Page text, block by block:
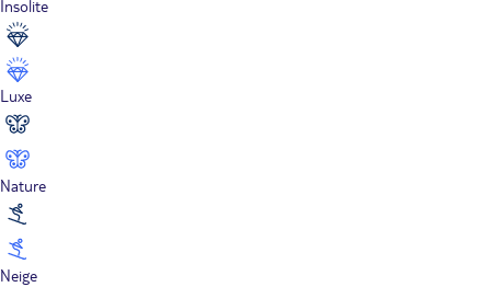
Insolite
Luxe
Nature
Neige